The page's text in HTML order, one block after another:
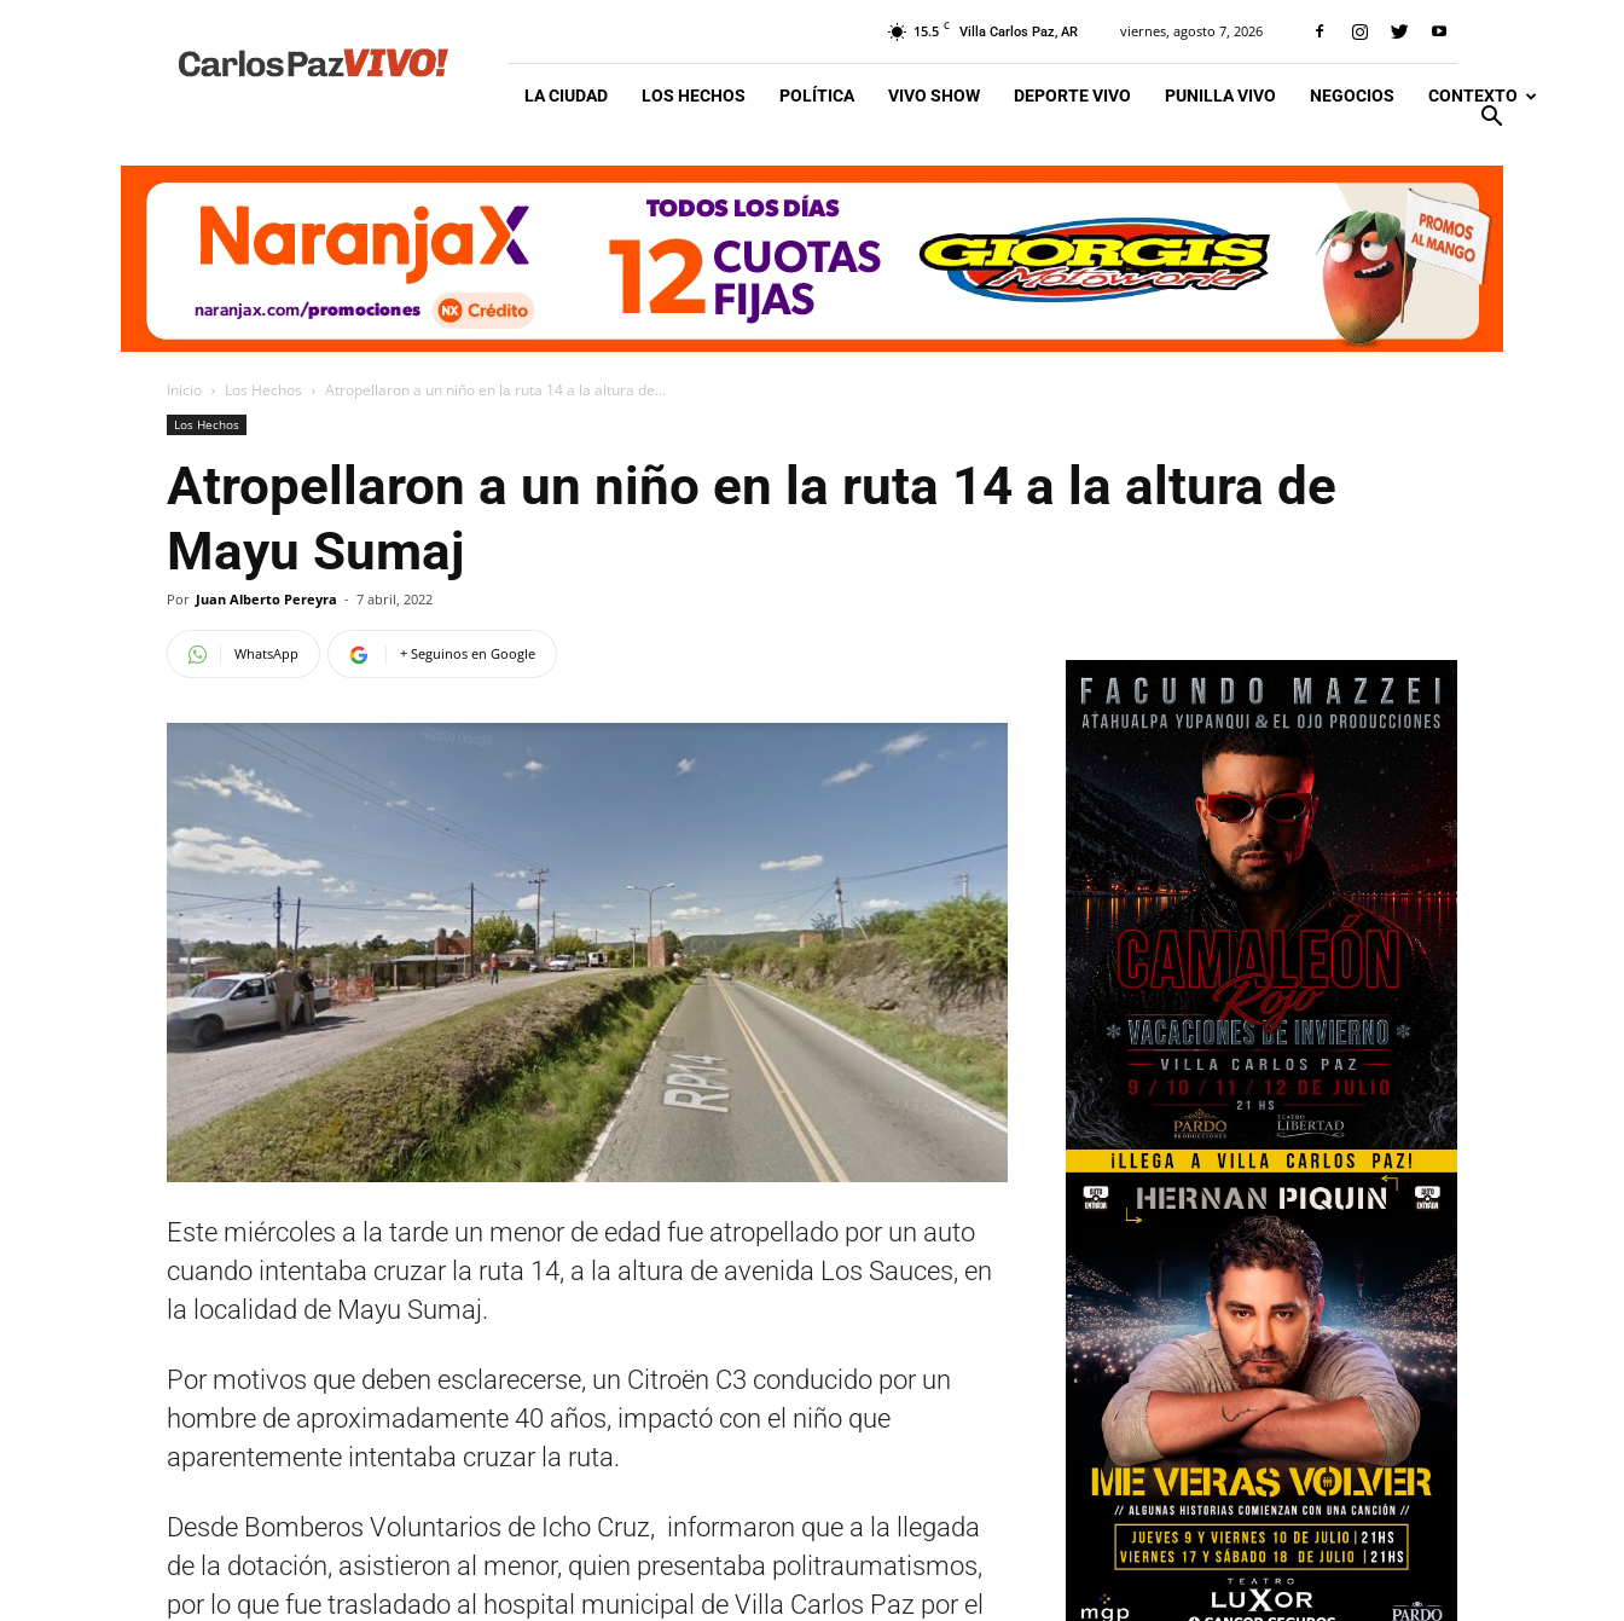
Vivo
15.5 C Villa Carlos Paz, AR viernes, agosto 7, 2026
LA CIUDAD LOS HECHOS POLÍTICA VIVO SHOW DEPORTE VIVO PUNILLA VIVO NEGOCIOS CONTEXTO
Inicio Los Hechos Atropellaron a un niño en la ruta 14 a la altura de...
Los Hechos
Atropellaron a un niño en la ruta 14 a la altura de
Mayu Sumaj
Por Juan Alberto Pereyra - 7 abril, 2022
WhatsApp + Seguinos en Google
Este miércoles a la tarde un menor de edad fue atropellado por un auto
cuando intentaba cruzar la ruta 14, a la altura de avenida Los Sauces, en
la localidad de Mayu Sumaj.
Por motivos que deben esclarecerse, un Citroën C3 conducido por un
hombre de aproximadamente 40 años, impactó con el niño que
aparentemente intentaba cruzar la ruta.
Desde Bomberos Voluntarios de Icho Cruz, informaron que a la llegada
de la dotación, asistieron al menor, quien presentaba politraumatismos,
por lo que fue trasladado al hospital municipal de Villa Carlos Paz por el